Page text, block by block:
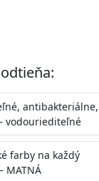
farba s iónmi
baktérií na
detské
Je plne
pár z
rozliv. Je
antibakteriálne,
vodouriediteľné
farby na každý
MATNÁ